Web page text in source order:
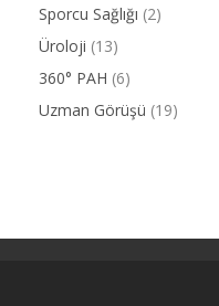
Sporcu Sağlığı (2)
Üroloji (13)
360° PAH (6)
Uzman Görüşü (19)